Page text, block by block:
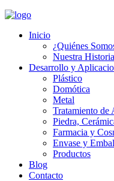
Inicio
¿Quiénes
Nuestra Historia
Desarrollo y
Plástico
Domótica
Metal
Tratamiento de
Piedra,
Farmacia y
Envase y
Productos
Blog
Contacto